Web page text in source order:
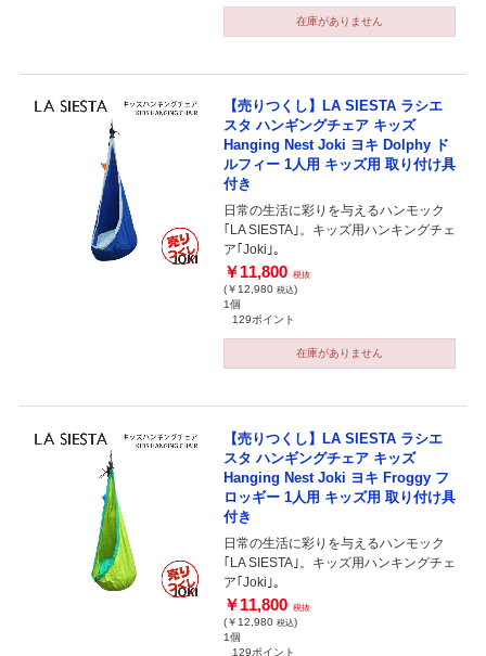
在庫がありません
【売りつくし】LA SIESTA ラシエ
スタ ハンギングチェア キッズ
Hanging Nest Joki ヨキ Dolphy ド
ルフィー 1人用 キッズ用 取り付け具
付き
日常の生活に彩りを与えるハンモック
｢LA SIESTA｣。キッズ用ハンキングチェ
ア｢Joki｣。
￥11,800 税抜
(￥12,980 税込)
1個
129ポイント
在庫がありません
【売りつくし】LA SIESTA ラシエ
スタ ハンギングチェア キッズ
Hanging Nest Joki ヨキ Froggy フ
ロッギー 1人用 キッズ用 取り付け具
付き
日常の生活に彩りを与えるハンモック
｢LA SIESTA｣。キッズ用ハンキングチェ
ア｢Joki｣。
￥11,800 税抜
(￥12,980 税込)
1個
129ポイント